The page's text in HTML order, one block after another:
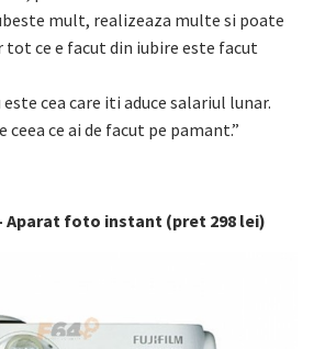
mult, realizeaza multe si poate
ce e facut din iubire este facut
cea care iti aduce salariul lunar.
ce ai de facut pe pamant.”
Aparat foto instant (pret 298 lei)